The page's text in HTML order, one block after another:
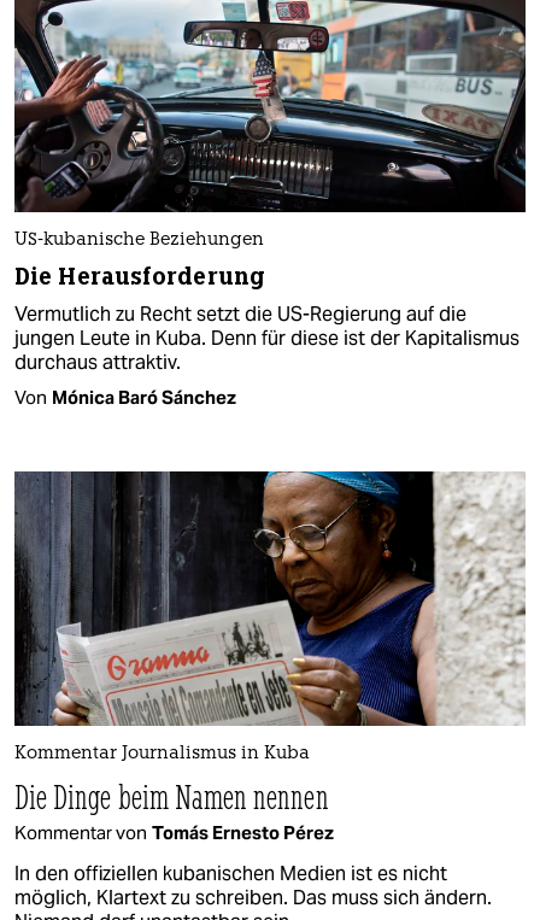
US-kubanische Beziehungen
Die Herausforderung
Vermutlich zu Recht setzt die US-Regierung auf die
jungen Leute in Kuba. Denn für diese ist der Kapitalismus
durchaus attraktiv.
Von Mónica Baró Sánchez
Kommentar Journalismus in Kuba
Die Dinge beim Namen nennen
Kommentar von Tomás Ernesto Pérez
In den offiziellen kubanischen Medien ist es nicht
möglich, Klartext zu schreiben. Das muss sich ändern.